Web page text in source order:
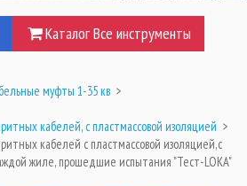
Каталог Все инструменты
муфты 1-35 кв >
кабелей, с пластмассовой изоляцией >
кабелей с пластмассовой изоляцией,с
жиле, прошедшие испытания "Тест-LOKA"